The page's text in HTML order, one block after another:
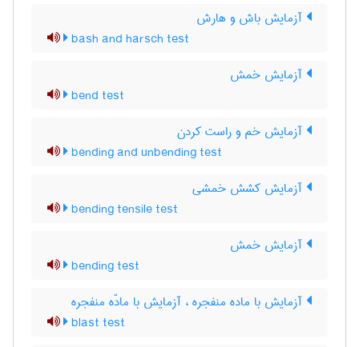
آزمایش باش و هارش
bash and harsch test
آزمایش خمش
bend test
آزمایش خم و راست کردن
bending and unbending test
آزمایش کشش خمشی
bending tensile test
آزمایش خمش
bending test
آزمایش با ماده منفجره ، آزمایش با مادّه منفجره
blast test